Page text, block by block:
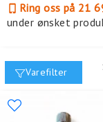
Ring oss på 21
under ønsket
Varefilter